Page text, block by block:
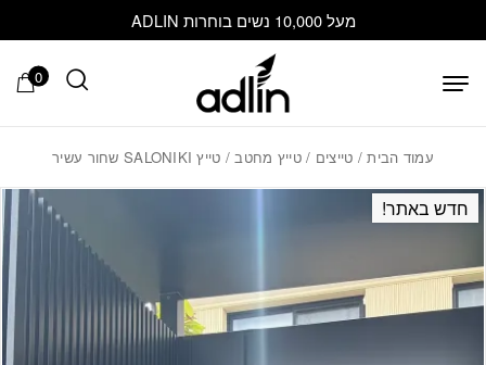
מעל 10,000 נשים בוחרות ADLIN
0
עמוד הבית/ טייצים /טייץ מחטב/ טייץ SALONIKI שחור עשיר
חדש באתר!